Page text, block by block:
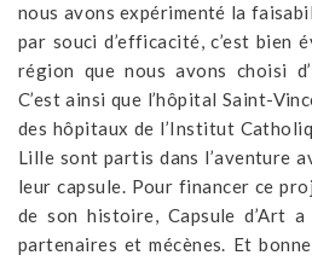
nous avons expérimenté la
par souci d’efficacité, c’est bien
région que nous avons choisi
C’est ainsi que l’hôpital Saint-
des hôpitaux de l’Institut
Lille sont partis dans l’aventure
leur capsule. Pour financer ce
de son histoire, Capsule d’Art
partenaires et mécènes. Et